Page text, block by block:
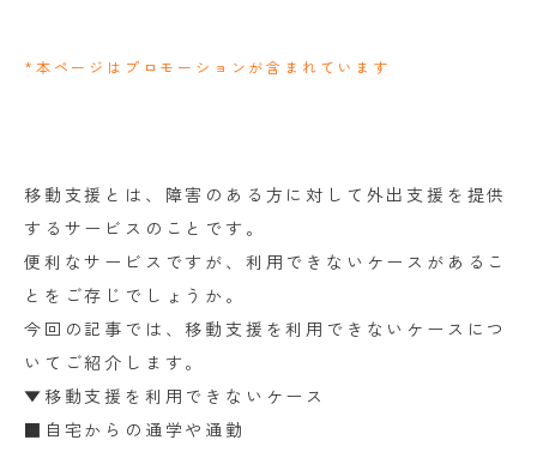
*本ページはプロモーションが含まれています
移動支援とは、障害のある方に対して外出支援を提供
するサービスのことです。
便利なサービスですが、利用できないケースがあるこ
とをご存じでしょうか。
今回の記事では、移動支援を利用できないケースにつ
いてご紹介します。
▼移動支援を利用できないケース
■自宅からの通学や通勤